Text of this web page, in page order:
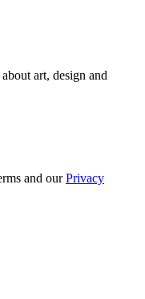
art, design and
and ourPrivacy